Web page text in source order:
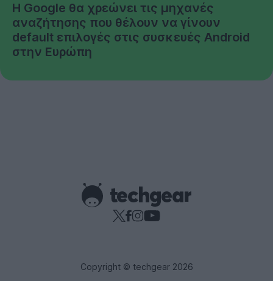
Η Google θα χρεώνει τις μηχανές
αναζήτησης που θέλουν να γίνουν
default επιλογές στις συσκευές Android
στην Ευρώπη
Copyright © techgear 2026